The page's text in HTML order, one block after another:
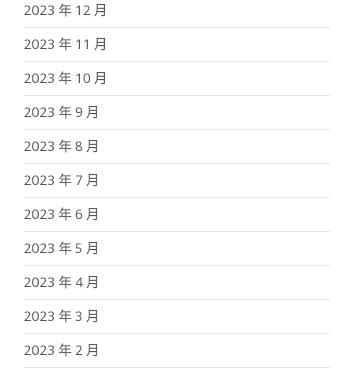
2023 年 12 月
2023 年 11 月
2023 年 10 月
2023 年 9 月
2023 年 8 月
2023 年 7 月
2023 年 6 月
2023 年 5 月
2023 年 4 月
2023 年 3 月
2023 年 2 月